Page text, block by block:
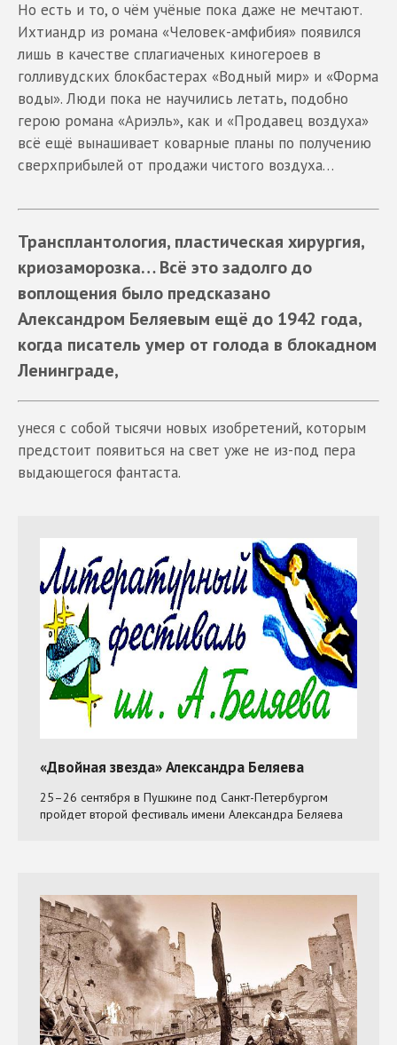
Но есть и то, о чём учёные пока даже не мечтают.
Ихтиандр из романа «Человек-амфибия» появился
лишь в качестве сплагиаченых киногероев в
голливудских блокбастерах «Водный мир» и «Форма
воды». Люди пока не научились летать, подобно
герою романа «Ариэль», как и «Продавец воздуха»
всё ещё вынашивает коварные планы по получению
сверхприбылей от продажи чистого воздуха…
Трансплантология, пластическая хирургия,
криозаморозка… Всё это задолго до
воплощения было предсказано
Александром Беляевым ещё до 1942 года,
когда писатель умер от голода в блокадном
Ленинграде,
унеся с собой тысячи новых изобретений, которым
предстоит появиться на свет уже не из-под пера
выдающегося фантаста.